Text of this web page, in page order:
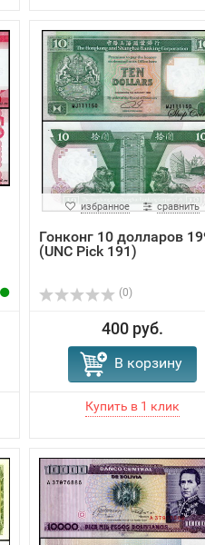
избранное сравнить
Гонконг 10 долларов
(UNC Pick 191)
(0)
400 руб.
В корзину